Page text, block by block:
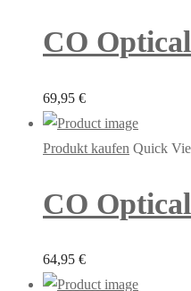
CO
69,95 €
Produkt kaufen Quick
CO
64,95 €